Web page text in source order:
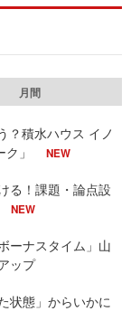
月間
？積水ハウス イノ
」
NEW
る！課題・論点設
NEW
ーナスタイム」山
ップ
状態」からいかに